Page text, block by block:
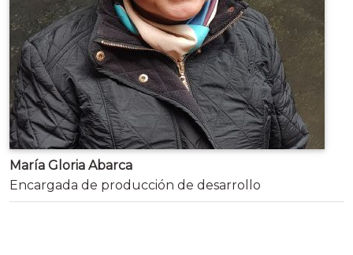
María Gloria Abarca
Encargada de producción de desarrollo